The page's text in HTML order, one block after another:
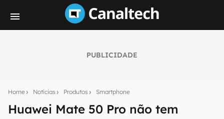
PUBLICIDADE
Home Notícias Produtos Smartphone
Huawei Mate 50 Pro não tem
notícias e reviews sobre tecnologia em primeira